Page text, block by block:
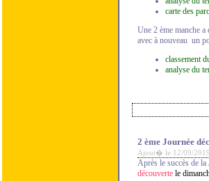
carte des
Une 2 ème manche
avec à nouveau un
classement
analyse du
2 ème Journée
Ajout� le 12/09/
Après le succès de
découverte le